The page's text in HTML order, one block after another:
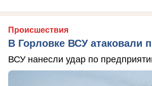
Происшествия
В Горловке ВСУ атаковали
ВСУ нанесли удар по